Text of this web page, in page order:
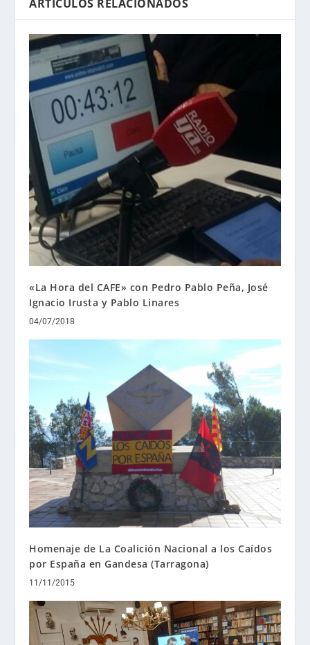
ARTÍCULOS RELACIONADOS
«La Hora del CAFE» con Pedro Pablo Peña, José
Ignacio Irusta y Pablo Linares
04/07/2018
Homenaje de La Coalición Nacional a los Caídos
por España en Gandesa (Tarragona)
11/11/2015